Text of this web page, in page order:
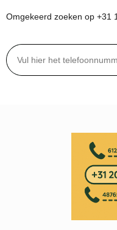
Omgekeerd zoeken op +31